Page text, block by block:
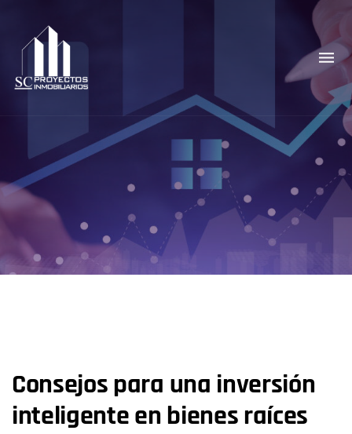
Consejos para una inversión
inteligente en bienes raíces